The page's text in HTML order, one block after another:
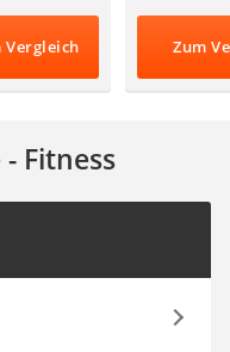
Vergleich Zum
Fitness